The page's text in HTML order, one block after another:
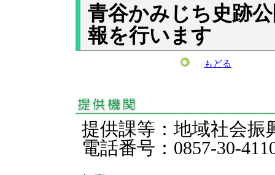
青谷かみじち史跡
報を行います
もどる
提供課等：地域社会
電話番号：0857-30-